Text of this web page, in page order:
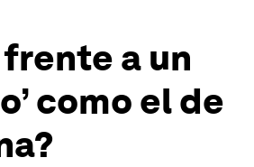
a un
como el de